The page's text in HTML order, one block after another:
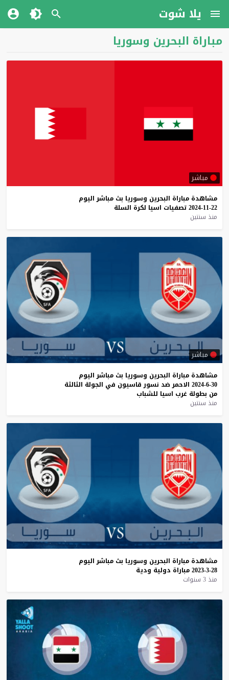
يلا شوت
مباراة البحرين وسوريا
مباشر
مشاهدة مباراة البحرين وسوريا بث مباشر اليوم
22-11-2024
تصفيات اسيا لكرة السلة
منذ سنتين
مباشر
مشاهدة مباراة البحرين وسوريا بث مباشر اليوم
30-6-2024
الاحمر ضد نسور قاسيون في الجولة الثالثة
من بطولة غرب اسيا للشباب
منذ سنتين
مشاهدة مباراة البحرين وسوريا بث مباشر اليوم
28-3-2023
مباراة دولية ودية
منذ 3 سنوات